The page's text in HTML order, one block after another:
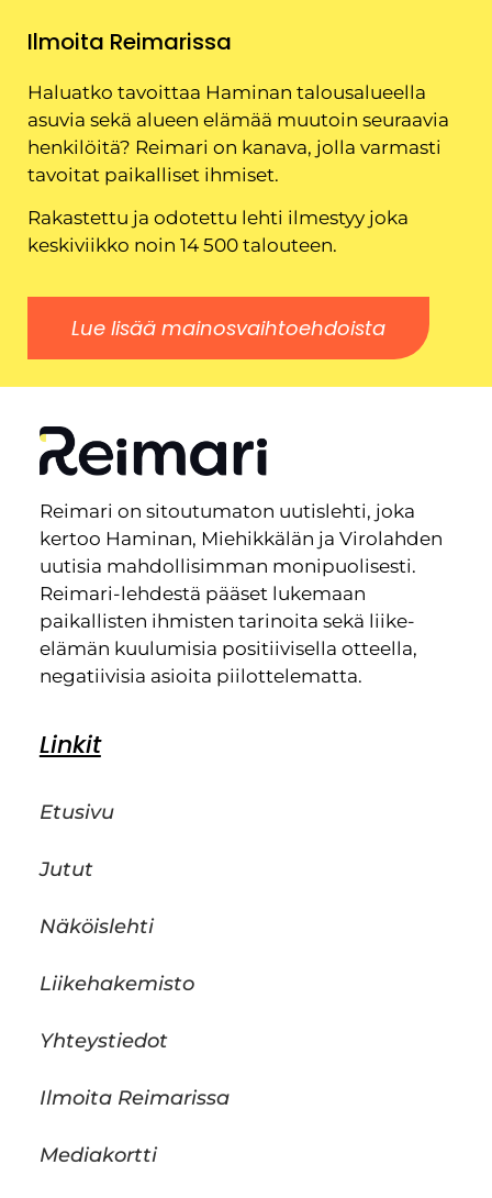
Ilmoita Reimarissa
Haluatko tavoittaa Haminan talousalueella
asuvia sekä alueen elämää muutoin seuraavia
henkilöitä? Reimari on kanava, jolla varmasti
tavoitat paikalliset ihmiset.
Rakastettu ja odotettu lehti ilmestyy joka
keskiviikko noin 14 500 talouteen.
Lue lisää mainosvaihtoehdoista
Reimari on sitoutumaton uutislehti, joka
kertoo Haminan, Miehikkälän ja Virolahden
uutisia mahdollisimman monipuolisesti.
Reimari-lehdestä pääset lukemaan
paikallisten ihmisten tarinoita sekä liike-
elämän kuulumisia positiivisella otteella,
negatiivisia asioita piilottelematta.
Linkit
Etusivu
Jutut
Näköislehti
Liikehakemisto
Yhteystiedot
Ilmoita Reimarissa
Mediakortti